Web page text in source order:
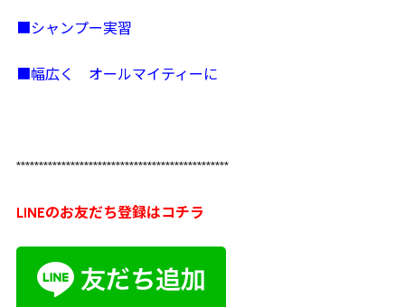
■シャンプー実習
■幅広く オールマイティーに
***********************************************
LINEのお友だち登録はコチラ